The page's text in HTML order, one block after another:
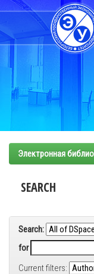
Skip
navigation
Электронная
SEARCH
Search:
for
Current filters: